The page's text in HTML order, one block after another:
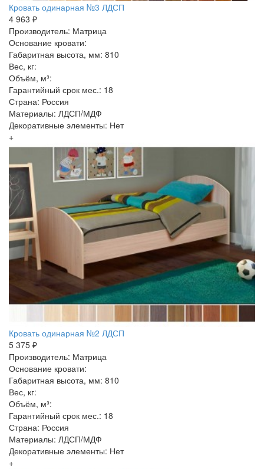
Кровать одинарная №3 ЛДСП
4 963 ₽
Производитель: Матрица
Основание кровати:
Габаритная высота, мм: 810
Вес, кг:
Объём, м³:
Гарантийный срок мес.: 18
Страна: Россия
Материалы: ЛДСП/МДФ
Декоративные элементы: Нет
+
Кровать одинарная №2 ЛДСП
5 375 ₽
Производитель: Матрица
Основание кровати:
Габаритная высота, мм: 810
Вес, кг:
Объём, м³:
Гарантийный срок мес.: 18
Страна: Россия
Материалы: ЛДСП/МДФ
Декоративные элементы: Нет
+